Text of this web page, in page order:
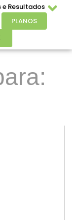
e Resultados
PLANOS